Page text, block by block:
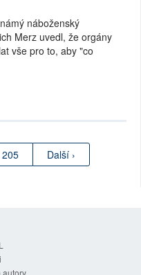
náboženský
Merz uvedl, že orgány
vše pro to, aby "co
205 Další ›
autory